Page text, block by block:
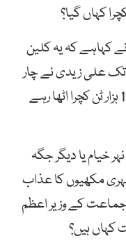
کہاہے کہ یہ کلین
علی زیدی نے چار
ہزار ٹن کچرا اٹھایا اور ہم روزانہ ساڑھے 14 ہزار ٹن کچرا اٹھا رہے
خیام یا دیگر جگہ
مکھیوں کا عذاب
کے وزیر اعظم
کہاں ہیں؟